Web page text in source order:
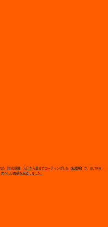
「生の感触」入口から奥までコーティングした【粘膜層】で、ULTRA
々しい肉感を再現しました。